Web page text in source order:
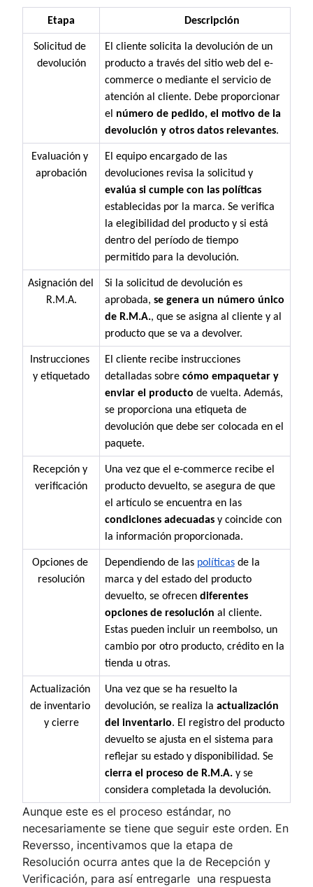
Etapa Descripción
Solicitud de
devolución
El cliente solicita la devolución de un
producto a través del sitio web del e-
commerce o mediante el servicio de
atención al cliente. Debe proporcionar
el número de pedido, el motivo de la
devolución y otros datos relevantes.
Evaluación y
aprobación
El equipo encargado de las
devoluciones revisa la solicitud y
evalúa si cumple con las políticas
establecidas por la marca. Se verifica
la elegibilidad del producto y si está
dentro del período de tiempo
permitido para la devolución.
Asignación del
R.M.A.
Si la solicitud de devolución es
aprobada, se genera un número único
de R.M.A., que se asigna al cliente y al
producto que se va a devolver.
Instrucciones
y etiquetado
El cliente recibe instrucciones
detalladas sobre cómo empaquetar y
enviar el producto de vuelta. Además,
se proporciona una etiqueta de
devolución que debe ser colocada en el
paquete.
Recepción y
verificación
Una vez que el e-commerce recibe el
producto devuelto, se asegura de que
el artículo se encuentra en las
condiciones adecuadas y coincide con
la información proporcionada.
Opciones de
resolución
Dependiendo de las políticas de la
marca y del estado del producto
devuelto, se ofrecen diferentes
opciones de resolución al cliente.
Estas pueden incluir un reembolso, un
cambio por otro producto, crédito en la
tienda u otras.
Actualización
de inventario
y cierre
Una vez que se ha resuelto la
devolución, se realiza la actualización
del inventario. El registro del producto
devuelto se ajusta en el sistema para
reflejar su estado y disponibilidad. Se
cierra el proceso de R.M.A. y se
considera completada la devolución.
Aunque este es el proceso estándar, no
necesariamente se tiene que seguir este orden. En
Reversso, incentivamos que la etapa de
Resolución ocurra antes que la de Recepción y
Verificación, para así entregarle una respuesta